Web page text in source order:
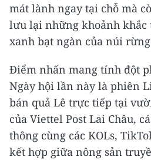
mát lành ngay tại chỗ mà
lưu lại những khoảnh khắc
xanh bạt ngàn của núi rừng
Điểm nhấn mang tính đột
Ngày hội lần này là phiên
bán quả Lê trực tiếp tại
của Viettel Post Lai Châu,
thông cùng các KOLs,
kết hợp giữa nông sản